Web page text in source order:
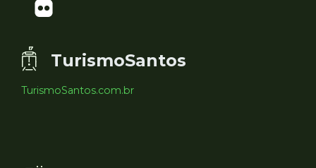
TurismoSantos
TurismoSantos.com.br